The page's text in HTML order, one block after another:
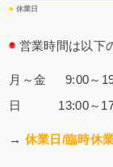
■ 休業日
◉ 営業時間は以下
月～金 9:00～
日 13:00～
→ 休業日/臨時休